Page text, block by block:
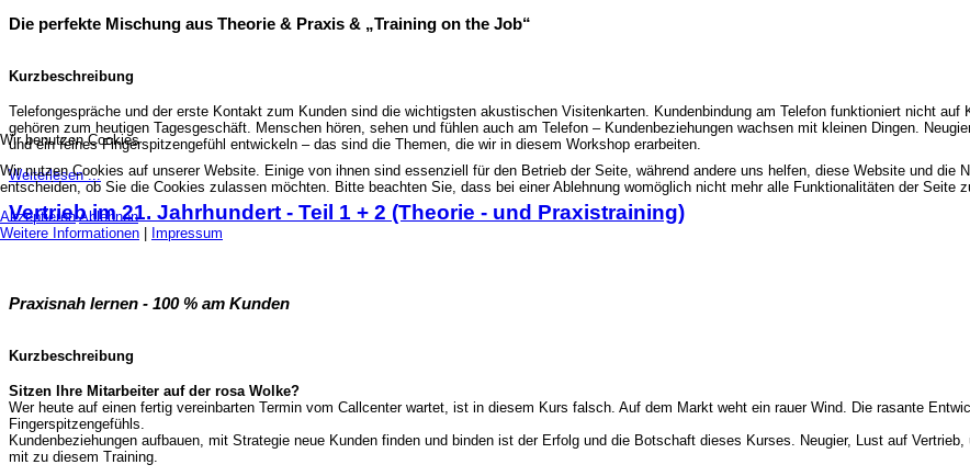
Die perfekte Mischung aus Theorie & Praxis & „Training on the Job“
Kurzbeschreibung
Telefongespräche und der erste Kontakt zum Kunden sind die wichtigsten akustischen Visitenkarten. Kundenbindung am Telefon funktioniert nicht
gehören zum heutigen Tagesgeschäft. Menschen hören, sehen und fühlen auch am Telefon – Kundenbeziehungen wachsen mit kleinen Dingen.
und ein feines Fingerspitzengefühl entwickeln – das sind die Themen, die wir in diesem Workshop erarbeiten.
Weiterlesen ...
Vertrieb im 21. Jahrhundert - Teil 1 + 2 (Theorie - und Praxistraining)
Praxisnah lernen - 100 % am Kunden
Kurzbeschreibung
Sitzen Ihre Mitarbeiter auf der rosa Wolke?
Wer heute auf einen fertig vereinbarten Termin vom Callcenter wartet, ist in diesem Kurs falsch. Auf dem Markt weht ein rauer Wind. Die rasante
Fingerspitzengefühls.
Kundenbeziehungen aufbauen, mit Strategie neue Kunden finden und binden ist der Erfolg und die Botschaft dieses Kurses. Neugier, Lust auf
mit zu diesem Training.
Wir benutzen Cookies
Wir nutzen Cookies auf unserer Website. Einige von ihnen sind essenziell für den Betrieb der Seite, während andere uns helfen, diese Website und die
entscheiden, ob Sie die Cookies zulassen möchten. Bitte beachten Sie, dass bei einer Ablehnung womöglich nicht mehr alle Funktionalitäten der Seite
Akzeptieren Ablehnen
Weitere Informationen
Impressum